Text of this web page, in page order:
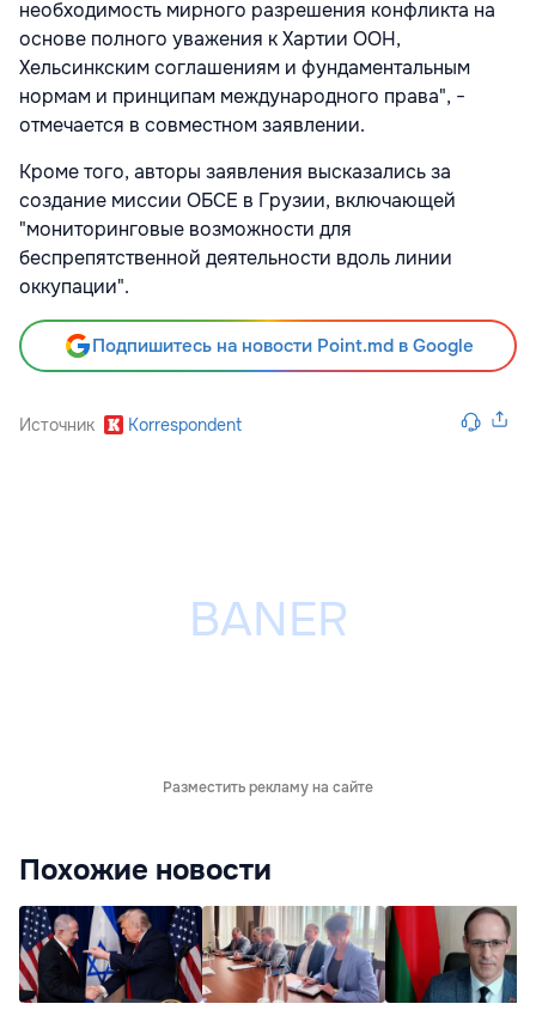
необходимость мирного разрешения конфликта на
основе полного уважения к Хартии ООН,
Хельсинкским соглашениям и фундаментальным
нормам и принципам международного права", −
отмечается в совместном заявлении.
Кроме того, авторы заявления высказались за
создание миссии ОБСЕ в Грузии, включающей
"мониторинговые возможности для
беспрепятственной деятельности вдоль линии
оккупации".
Подпишитесь на новости Point.md в Google
Источник Korrespondent
Разместить рекламу на сайте
Похожие новости